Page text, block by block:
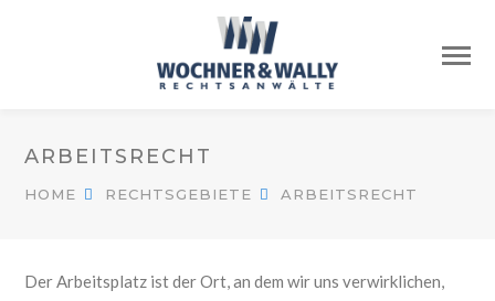
ARBEITSRECHT
HOME RECHTSGEBIETE ARBEITSRECHT
Der Arbeitsplatz ist der Ort, an dem wir uns verwirklichen,